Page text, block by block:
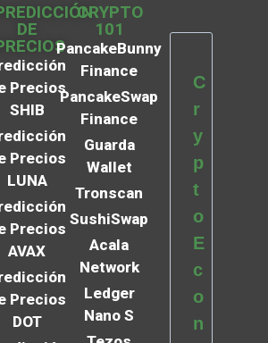
DE
Precios
SHIB
Precios
LUNA
Precios
AVAX
Precios
DOT
CRYPTO
101
PancakeBunny
Finance
PancakeSwap
Finance
Guarda
Wallet
Tronscan
SushiSwap
Acala
Network
Ledger
Nano S
C
r
y
p
t
o
E
c
o
n